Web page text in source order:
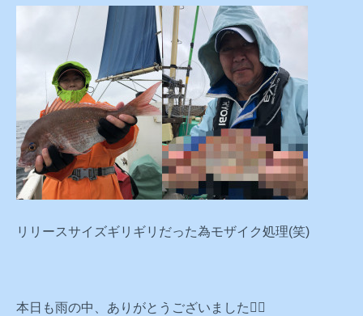
リリースサイズギリギリだった為モザイク処理(笑)
本日も雨の中、ありがとうございました🙇‍♂️